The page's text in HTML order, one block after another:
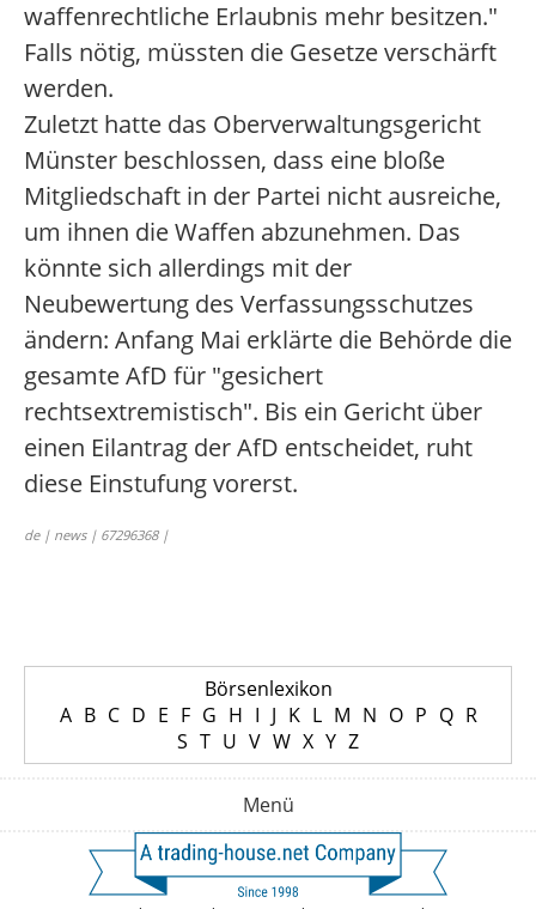
waffenrechtliche Erlaubnis mehr besitzen."
Falls nötig, müssten die Gesetze verschärft
werden.
Zuletzt hatte das Oberverwaltungsgericht
Münster beschlossen, dass eine bloße
Mitgliedschaft in der Partei nicht ausreiche,
um ihnen die Waffen abzunehmen. Das
könnte sich allerdings mit der
Neubewertung des Verfassungsschutzes
ändern: Anfang Mai erklärte die Behörde die
gesamte AfD für "gesichert
rechtsextremistisch". Bis ein Gericht über
einen Eilantrag der AfD entscheidet, ruht
diese Einstufung vorerst.
de | news | 67296368 |
Börsenlexikon
A B C D E F G H I J K L M N O P Q R
S T U V W X Y Z
Menü